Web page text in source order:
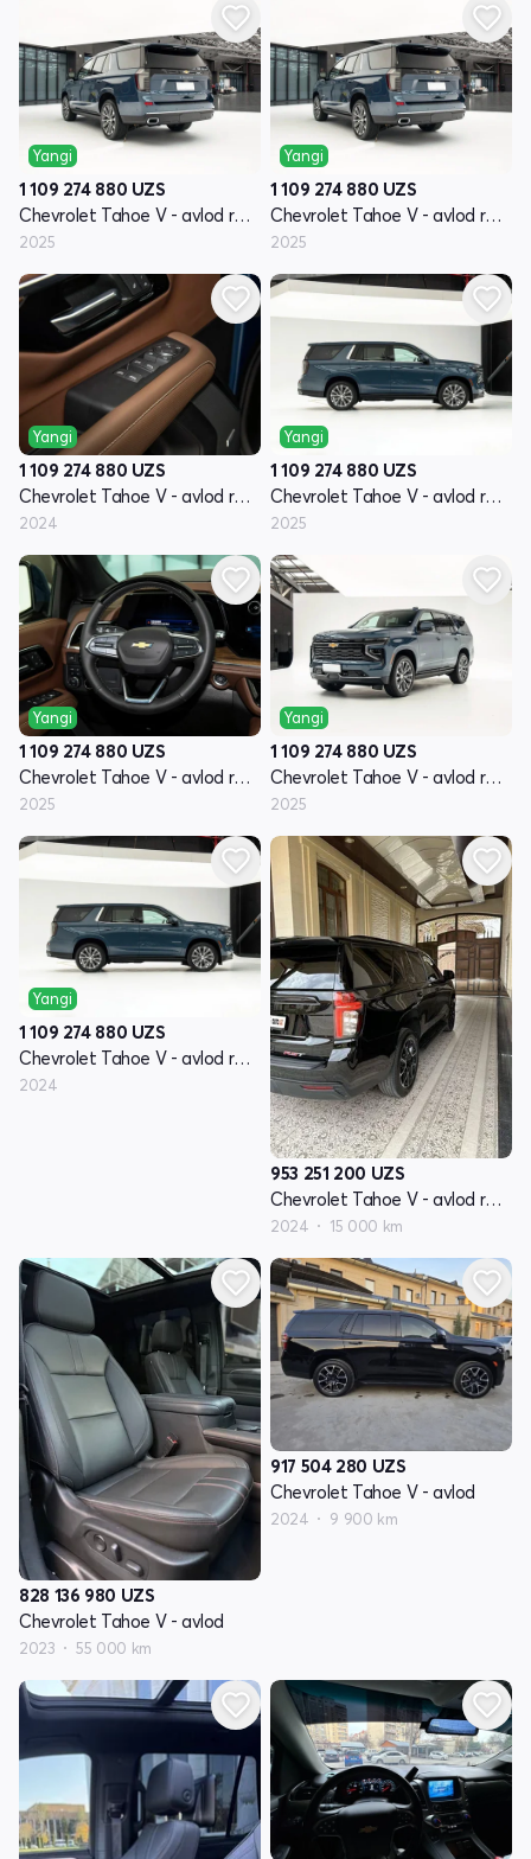
Yangi
1 109 274 880 UZS
Chevrolet Tahoe V - avlod restayling
2025
Yangi
1 109 274 880 UZS
Chevrolet Tahoe V - avlod restayling
2025
Yangi
1 109 274 880 UZS
Chevrolet Tahoe V - avlod restayling
2024
Yangi
1 109 274 880 UZS
Chevrolet Tahoe V - avlod restayling
2025
Yangi
1 109 274 880 UZS
Chevrolet Tahoe V - avlod restayling
2025
Yangi
1 109 274 880 UZS
Chevrolet Tahoe V - avlod restayling
2025
Yangi
1 109 274 880 UZS
Chevrolet Tahoe V - avlod restayling
2024
953 251 200 UZS
Chevrolet Tahoe V - avlod restayling
2024 15 000 km
828 136 980 UZS
Chevrolet Tahoe V - avlod
2023 55 000 km
917 504 280 UZS
Chevrolet Tahoe V - avlod
2024 9 900 km